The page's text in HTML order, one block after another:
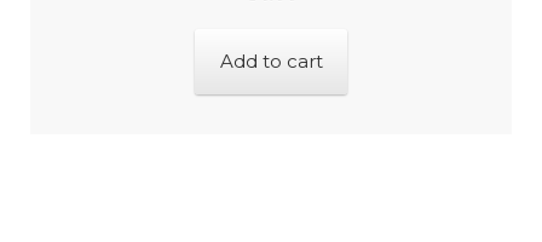
Add to cart